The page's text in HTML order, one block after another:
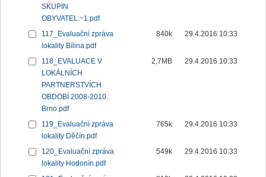
SKUPIN
OBYVATEL.~1.pdf
117_Evaluační zpráva
lokality Bílina.pdf
840k 29.4.2016 10:33
118_EVALUACE V
LOKÁLNÍCH
PARTNERSTVÍCH
OBDOBÍ 2008-2010.
Brno.pdf
2,7MB 29.4.2016 10:33
119_Evaluační zpráva
lokality Děčín.pdf
765k 29.4.2016 10:33
120_Evaluační zpráva
lokality Hodonín.pdf
549k 29.4.2016 10:33